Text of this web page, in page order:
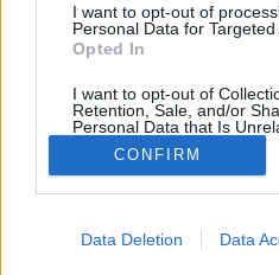
I want to opt-out of
Personal Data for Targeted
Opted In
I want to opt-out of
Retention, Sale, and/or
Personal Data that Is
Purposes for which it was
Opted Out
CONFIRM
Data Deletion Data